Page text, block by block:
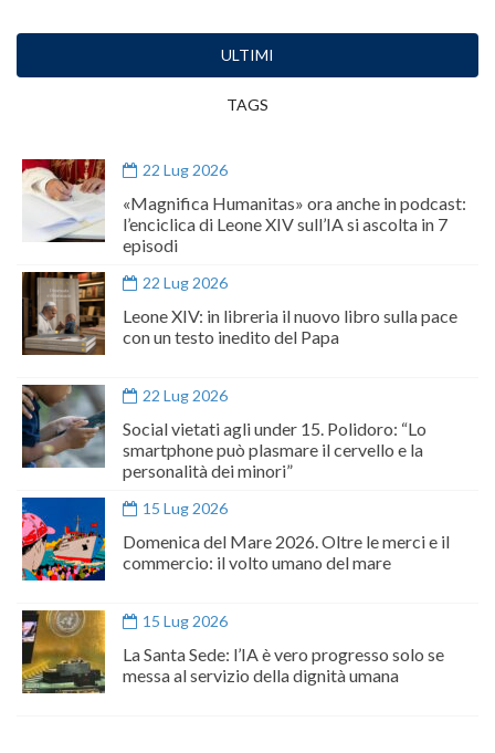
ULTIMI
TAGS
22 Lug 2026
«Magnifica Humanitas» ora anche in podcast:
l’enciclica di Leone XIV sull’IA si ascolta in 7
episodi
22 Lug 2026
Leone XIV: in libreria il nuovo libro sulla pace
con un testo inedito del Papa
22 Lug 2026
Social vietati agli under 15. Polidoro: “Lo
smartphone può plasmare il cervello e la
personalità dei minori”
15 Lug 2026
Domenica del Mare 2026. Oltre le merci e il
commercio: il volto umano del mare
15 Lug 2026
La Santa Sede: l’IA è vero progresso solo se
messa al servizio della dignità umana